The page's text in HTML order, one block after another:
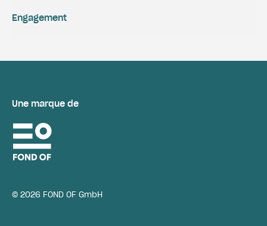
Engagement
Une marque de
© 2026 FOND OF GmbH